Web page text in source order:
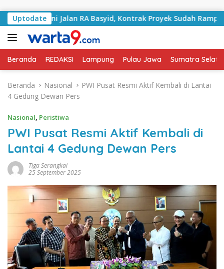
UptodateJalan RA Basyid, Kontrak Proyek Sudah Rampung
Beranda REDAKSI Lampung Pulau Jawa Sumatra
Beranda Nasional
PWI Pusat Resmi Aktif Kembali di Lantai
4 Gedung Dewan Pers
Nasional, Peristiwa
PWI Pusat Resmi Aktif Kembali di
Lantai 4 Gedung Dewan Pers
Tiga Serangkai
25 September 2025